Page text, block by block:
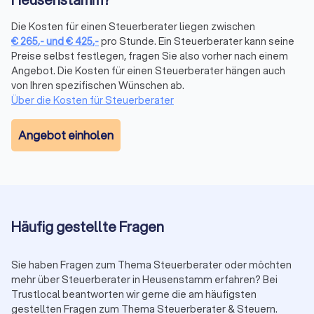
Steuerberaterkammer ist die Grundvoraussetzung. Darüber
hinaus verfügen manche Berater über Zusatzqualifikationen
als Fachberater, etwa für Internationales Steuerrecht,
Unternehmensnachfolge oder spezifische Branchen. Prüfen
Sie, ob eine Spezialisierung zu Ihrer Situation passt.
Trustlocal zeigt Ihnen in den Profilen transparent, welche
Qualifikationen und Schwerpunkte jede Kanzlei mitbringt.
kommt mit Vorschlägen auf Sie zu, weist auf Fristen hin und
zeigt Gestaltungsmöglichkeiten auf. Eine reine Abwicklung
und realistische Einschätzungen zu Ihrer Steuersituation
schaffen Vertrauen.
digitaler Belegübermittlung, zeitgemäßer Software und
angemessene Reaktionszeit auf Anfragen erleichtern die
Zusammenarbeit erheblich.
Die Kosten für einen Steuerberater liegen zwischen
€265,-und€425,-pro Stunde. Ein Steuerberater kann seine
Preise selbst festlegen, fragen Sie also vorher nach einem
Angebot. Die Kosten für einen Steuerberater hängen auch
von Ihren spezifischen Wünschen ab.
Über die Kosten für Steuerberater
Angebot einholen
Häufig gestellte Fragen
Sie haben Fragen zum Thema Steuerberater oder möchten
mehr über Steuerberater in Heusenstamm erfahren? Bei
Trustlocal beantworten wir gerne die am häufigsten
gestellten Fragen zum Thema Steuerberater & Steuern.